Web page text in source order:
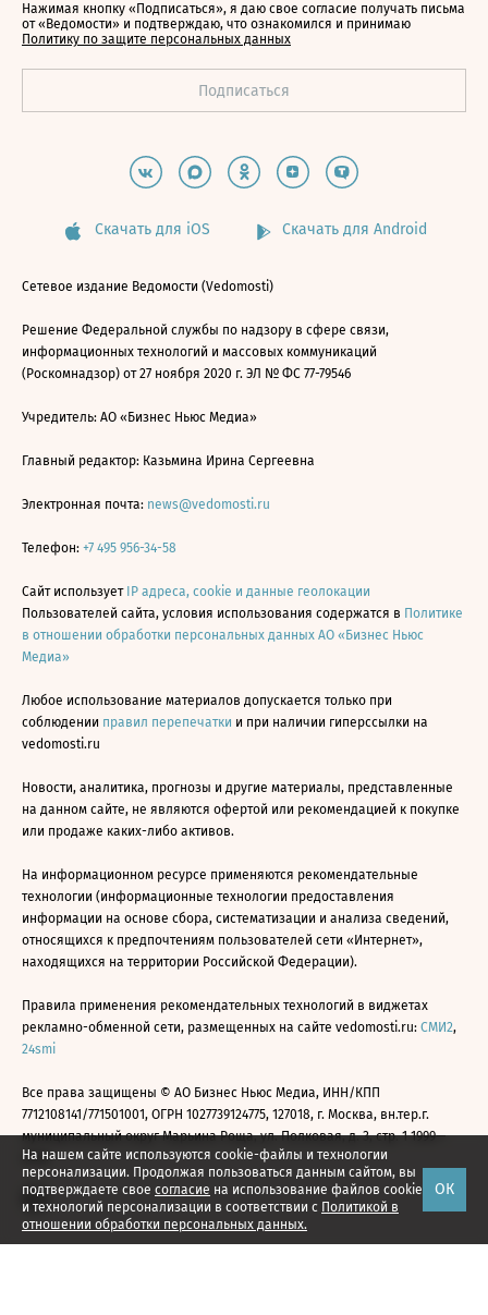
На нашем сайте используются cookie-файлы и технологии
персонализации. Продолжая пользоваться данным сайтом, вы
подтверждаете свое согласие на использование файлов cookie
и технологий персонализации в соответствии с Политикой в
отношении обработки персональных данных.
ОК
Нажимая кнопку «Подписаться», я даю свое согласие получать письма
от «Ведомости» и подтверждаю, что ознакомился и принимаю
Политику по защите персональных данных
Скачать для iOS Скачать для Android
Сетевое издание Ведомости (Vedomosti)
Решение Федеральной службы по надзору в сфере связи,
информационных технологий и массовых коммуникаций
(Роскомнадзор) от 27 ноября 2020 г. ЭЛ № ФС 77-79546
Учредитель: АО «Бизнес Ньюс Медиа»
Главный редактор: Казьмина Ирина Сергеевна
Электронная почта: news@vedomosti.ru
Телефон: +7 495 956-34-58
Сайт использует IP адреса, cookie и данные геолокации
Пользователей сайта, условия использования содержатся в Политике
в отношении обработки персональных данных АО «Бизнес Ньюс
Медиа»
Любое использование материалов допускается только при
соблюдении правил перепечатки и при наличии гиперссылки на
vedomosti.ru
Новости, аналитика, прогнозы и другие материалы, представленные
на данном сайте, не являются офертой или рекомендацией к покупке
или продаже каких-либо активов.
На информационном ресурсе применяются рекомендательные
технологии (информационные технологии предоставления
информации на основе сбора, систематизации и анализа сведений,
относящихся к предпочтениям пользователей сети «Интернет»,
находящихся на территории Российской Федерации).
Правила применения рекомендательных технологий в виджетах
рекламно-обменной сети, размещенных на сайте vedomosti.ru: СМИ2,
24smi
Все права защищены © АО Бизнес Ньюс Медиа, ИНН/КПП
7712108141/771501001, ОГРН 1027739124775, 127018, г. Москва, вн.тер.г.
муниципальный округ Марьина Роща, ул. Полковая, д. 3, стр. 1 1999—
2026